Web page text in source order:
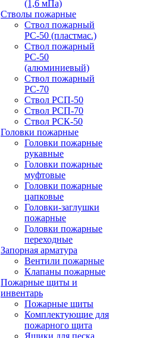
(1,6 мПа)
Стволы пожарные
Ствол пожарный
РС-50 (пластмас.)
Ствол пожарный
РС-50
(алюминиевый)
Ствол пожарный
РС-70
Ствол РСП-50
Ствол РСП-70
Ствол РСК-50
Головки пожарные
Головки пожарные
рукавные
Головки пожарные
муфтовые
Головки пожарные
цапковые
Головки-заглушки
пожарные
Головки пожарные
переходные
Запорная арматура
Вентили пожарные
Клапаны пожарные
Пожарные щиты и
инвентарь
Пожарные щиты
Комплектующие для
пожарного щита
Ящики для песка